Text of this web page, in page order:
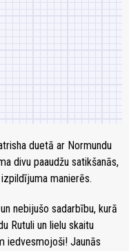
duetā ar Normundu
divu paaudžu satikšanās,
manierēs.
nebijušo sadarbību, kurā
Rutuli un lielu skaitu
iedvesmojoši! Jaunās